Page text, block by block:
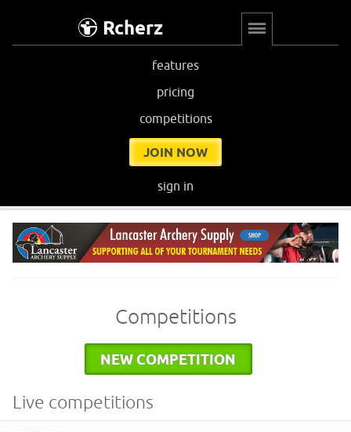
Rcherz
features
pricing
competitions
JOIN NOW
sign in
Competitions
NEW COMPETITION
Live competitions